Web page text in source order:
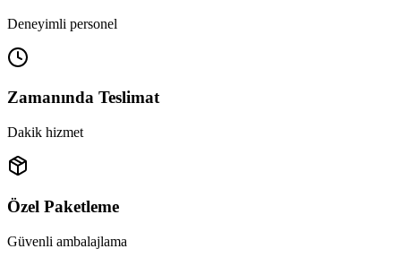
Deneyimli personel
Zamanında Teslimat
Dakik hizmet
Özel Paketleme
Güvenli ambalajlama